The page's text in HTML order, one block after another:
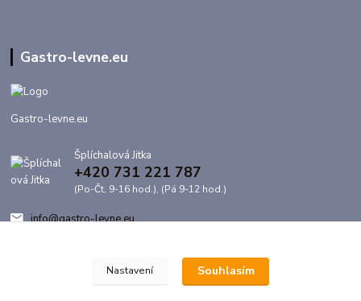
Gastro-levne.eu
Gastro-levne.eu
Šplíchalová Jitka
+420 731 221 787
(Po-Čt, 9-16 hod.), (Pá 9-12 hod.)
info@gastro-levne.eu
Nastavení Souhlasím